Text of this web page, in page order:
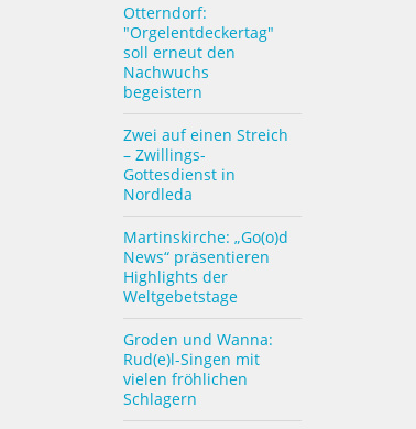
Otterndorf:
"Orgelentdeckertag"
soll erneut den
Nachwuchs
begeistern
Zwei auf einen Streich
– Zwillings-
Gottesdienst in
Nordleda
Martinskirche: „Go(o)d
News“ präsentieren
Highlights der
Weltgebetstage
Groden und Wanna:
Rud(e)l-Singen mit
vielen fröhlichen
Schlagern